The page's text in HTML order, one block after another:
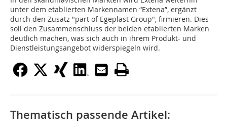
unter dem etablierten Markennamen “Extena”, ergänzt
durch den Zusatz "part of Egeplast Group", firmieren. Dies
soll den Zusammenschluss der beiden etablierten Marken
deutlich machen, was sich auch in ihrem Produkt- und
Dienstleistungsangebot widerspiegeln wird.
Thematisch passende Artikel: